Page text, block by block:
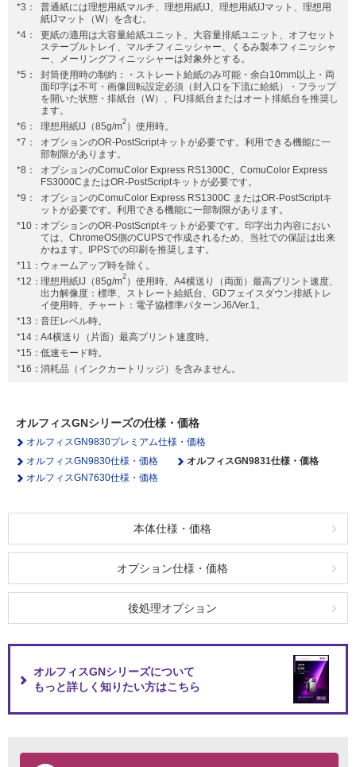
*3：
普通紙には理想用紙マルチ、理想用紙IJ、理想用紙IJマット、理想用
紙IJマット（W）を含む。
*4：
更紙の適用は大容量給紙ユニット、大容量排紙ユニット、オフセット
ステープルトレイ、マルチフィニッシャー、くるみ製本フィニッシャ
ー、メーリングフィニッシャーは対象外とする。
*5：
封筒使用時の制約：・ストレート給紙のみ可能・余白10mm以上・両
面印字は不可・画像回転設定必須（封入口を下流に給紙）・フラップ
を開いた状態・排紙台（W）、FU排紙台またはオート排紙台を推奨し
ます。
*6：
理想用紙IJ（85g/m2 ）使用時。
*7：
オプションのOR-PostScriptキットが必要です。利用できる機能に一
部制限があります。
*8：
オプションのComuColor Express RS1300C、ComuColor Express
FS3000CまたはOR-PostScriptキットが必要です。
*9：
オプションのComuColor Express RS1300C またはOR-PostScriptキ
ットが必要です。利用できる機能に一部制限があります。
*10： オプションのOR-PostScriptキットが必要です。印字出力内容におい
ては、ChromeOS側のCUPSで作成されるため、当社での保証は出来
かねます。IPPSでの印刷を推奨します。
*11： ウォームアップ時を除く。
*12：理想用紙IJ（85g/m2 ）使用時、A4横送り（両面）最高プリント速度、
出力解像度：標準、ストレート給紙台、GDフェイスダウン排紙トレ
イ使用時、チャート：電子協標準パターンJ6/Ver.1。
*13：音圧レベル時。
*14：A4横送り（片面）最高プリント速度時。
*15：低速モード時。
*16：消耗品（インクカートリッジ）を含みません。
オルフィスGNシリーズの仕様・価格
オルフィスGN9830プレミアム仕様・価格
オルフィスGN9830仕様・価格
オルフィスGN9831仕様・価格
オルフィスGN7630仕様・価格
本体仕様・価格
オプション仕様・価格
後処理オプション
オルフィスGNシリーズについて
もっと詳しく知りたい方はこちら